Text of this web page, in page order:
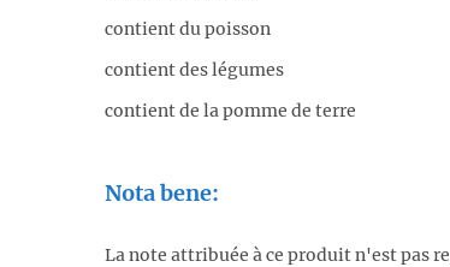
contient du poisson
contient des légumes
contient de la pomme de terre
Nota bene:
La note attribuée à ce produit n'est pas